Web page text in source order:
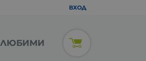
ВХОД
ЛЮБИМИ